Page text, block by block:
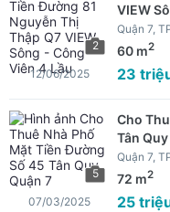
2
VIEW
Quận 7,
60 m2
23
12/06/2025
5
Cho
Tân
Quận 7,
72 m2
25
07/03/2025